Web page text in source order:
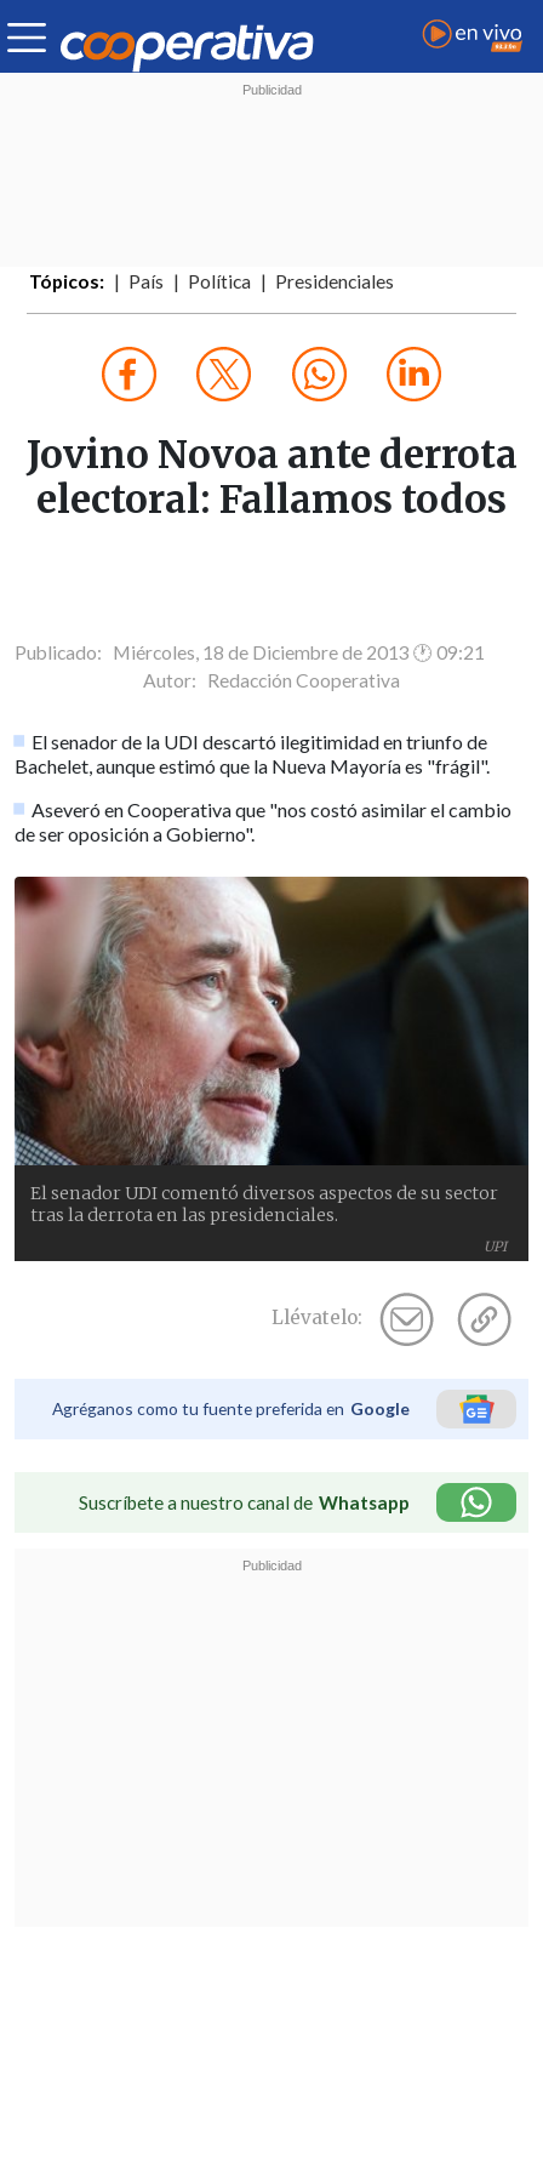
Tópicos: País Política Presidenciales
Jovino Novoa ante derrota
electoral: Fallamos todos
Publicado: Miércoles, 18 de Diciembre de 2013 🕐 09:21
Autor: Redacción Cooperativa
El senador de la UDI descartó ilegitimidad en triunfo de
Bachelet, aunque estimó que la Nueva Mayoría es "frágil".
Aseveró en Cooperativa que "nos costó asimilar el cambio
de ser oposición a Gobierno".
UPI
El senador UDI comentó diversos aspectos de su sector
tras la derrota en las presidenciales.
Llévatelo:
Agréganos como tu fuente preferida en Google
Suscríbete a nuestro canal de Whatsapp